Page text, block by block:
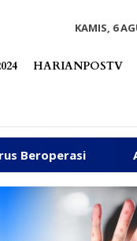
KAMIS, 6
HARIANPOSTV
Arpan Sahar